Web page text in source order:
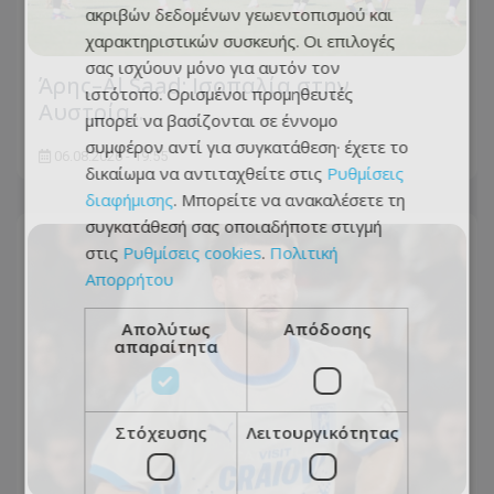
Άρης–Al Saad: Ισοπαλία στην
Αυστρία...
06.08.2026 - 19:55
ακριβών δεδομένων γεωεντοπισμού και
χαρακτηριστικών συσκευής. Οι επιλογές
σας ισχύουν μόνο για αυτόν τον
ιστότοπο. Ορισμένοι προμηθευτές
μπορεί να βασίζονται σε έννομο
συμφέρον αντί για συγκατάθεση· έχετε το
δικαίωμα να αντιταχθείτε στις Ρυθμίσεις
διαφήμισης. Μπορείτε να ανακαλέσετε τη
συγκατάθεσή σας οποιαδήποτε στιγμή
στις Ρυθμίσεις cookies. Πολιτική
Απορρήτου
Απολύτως
απαραίτητα
Απόδοσης
Στόχευσης Λειτουργικότητας